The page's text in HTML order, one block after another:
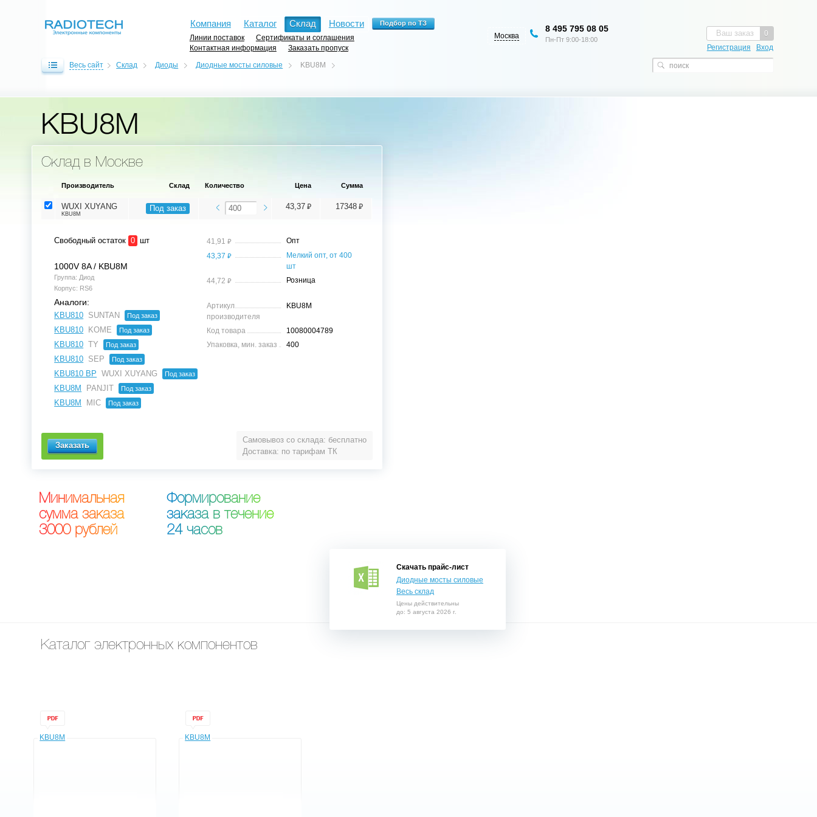
Компания Каталог Склад Новости
Линии поставок
Сертификаты и соглашения
Контактная информация
Заказать пропуск
0
Ваш заказ
Регистрация Вход
Москва
8 495 795 08 05
Пн-Пт 9:00-18:00
Весь сайт Склад Диоды Диодные мосты силовые KBU8M
KBU8M
Склад в Москве
Самовывоз со склада: бесплатно
Доставка: по тарифам ТК
Производитель Склад Количество Цена Сумма
WUXI XUYANG
KBU8M
Под заказ 43,37 ⃏ 17348 ⃏
Свободный остаток 0 шт
1000V 8A / KBU8M
Группа: Диод
Корпус: RS6
Аналоги:
KBU810 SUNTAN Под заказ
KBU810 KOME Под заказ
KBU810 TY Под заказ
KBU810 SEP Под заказ
KBU810 BP WUXI XUYANG Под заказ
KBU8M PANJIT Под заказ
KBU8M MIC Под заказ
41,91 ⃏
Опт
43,37 ⃏
Мелкий опт, от 400
шт
44,72 ⃏ Розница
Артикул
производителя
KBU8M
Код товара
10080004789
Упаковка, мин. заказ
400
Минимальная
сумма заказа
3000 рублей
Формирование
заказа в течение
24 часов
Скачать прайс-лист
Диодные мосты силовые
Весь склад
Цены действительны
до: 5 августа 2026 г.
Каталог электронных компонентов
KBU8M KBU8M